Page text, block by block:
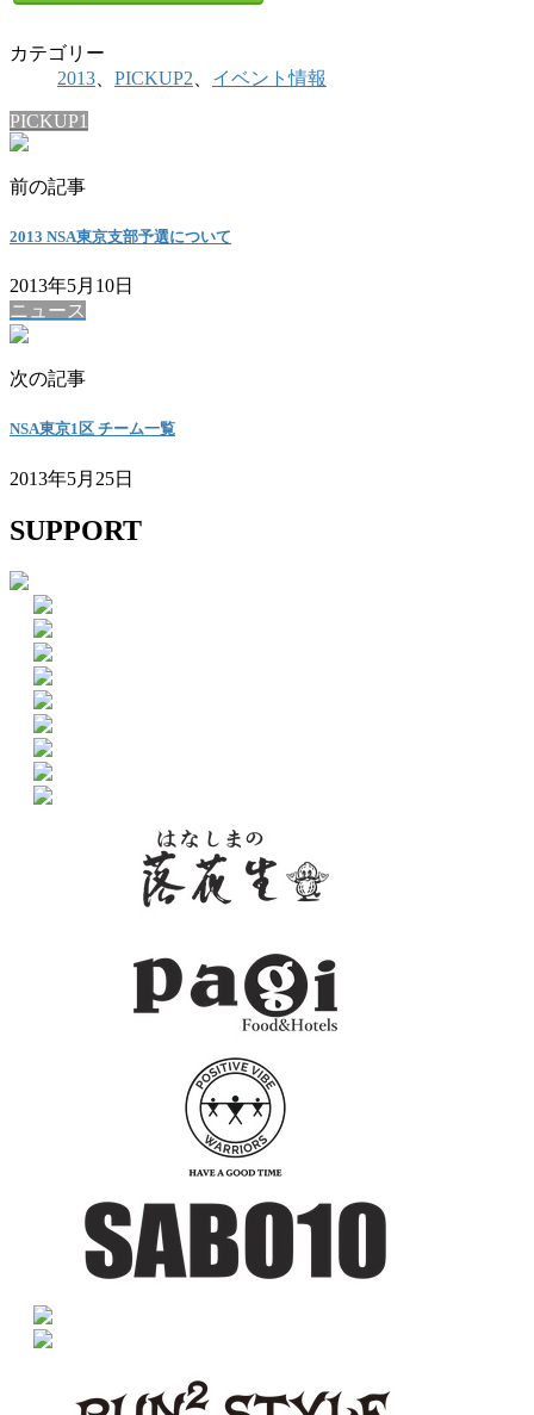
カテゴリー
2013
PICKUP2 イベント情報
PICKUP1
前の記事
2013 NSA東京支部予選について
2013年5月10日
ニュース
次の記事
NSA東京1区 チーム一覧
2013年5月25日
SUPPORT